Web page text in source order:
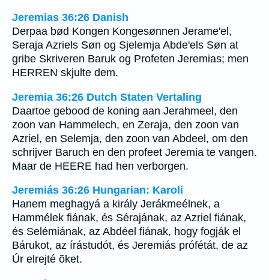
Jeremias 36:26 Danish
Derpaa bød Kongen Kongesønnen Jerame'el,
Seraja Azriels Søn og Sjelemja Abde'els Søn at
gribe Skriveren Baruk og Profeten Jeremias; men
HERREN skjulte dem.
Jeremia 36:26 Dutch Staten Vertaling
Daartoe gebood de koning aan Jerahmeel, den
zoon van Hammelech, en Zeraja, den zoon van
Azriel, en Selemja, den zoon van Abdeel, om den
schrijver Baruch en den profeet Jeremia te vangen.
Maar de HEERE had hen verborgen.
Jeremiás 36:26 Hungarian: Karoli
Hanem meghagyá a király Jerákmeélnek, a
Hammélek fiának, és Sérajának, az Azriel fiának,
és Selémiának, az Abdéel fiának, hogy fogják el
Bárukot, az írástudót, és Jeremiás prófétát, de az
Úr elrejté õket.